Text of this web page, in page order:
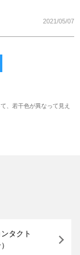
2021/05/07
、若干色が異なって見え
タクト